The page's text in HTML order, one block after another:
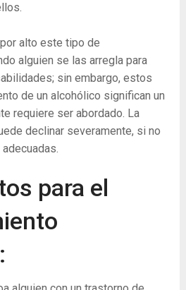
alto este tipo de
alguien se las arregla para
sin embargo, estos
de un alcohólico significan un
requiere ser abordado. La
declinar severamente, si no
para el